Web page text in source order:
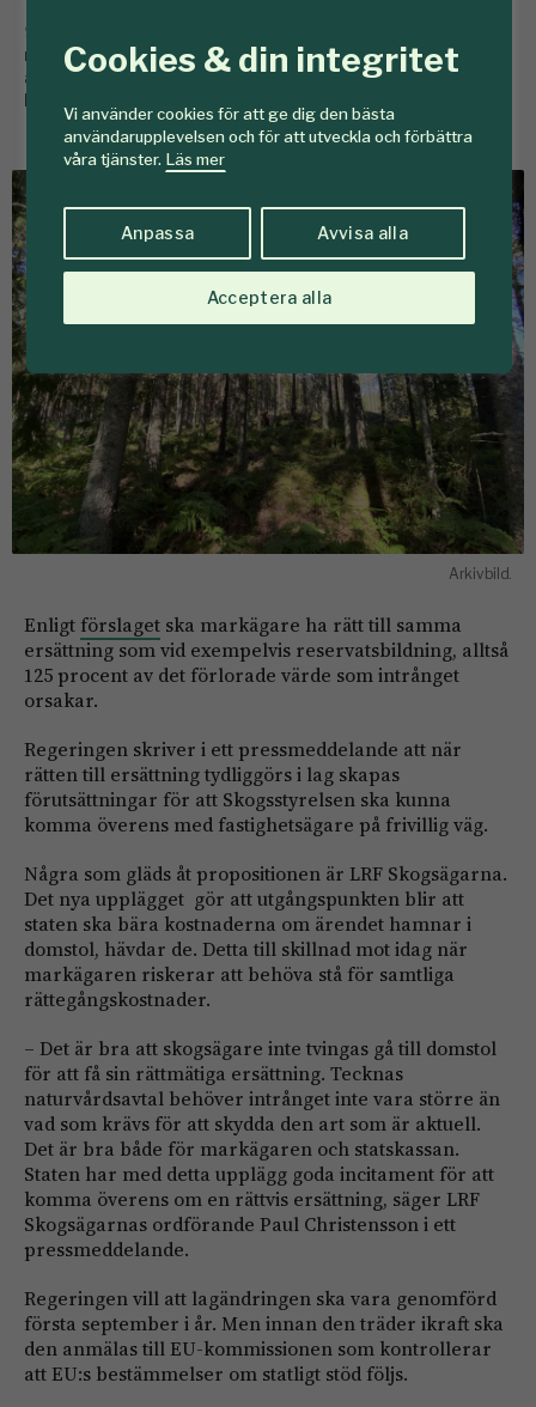
Cookies & din integritet
Vi använder cookies för att ge dig den bästa
användarupplevelsen och för att utveckla och förbättra
våra tjänster. Läs mer
Anpassa Avvisa alla
Acceptera alla
9 april
när pågående markanvändning begränsas till följd av
artskydd. Detta enligt en proposition som regeringen
lämnat till riksdagen.
Arkivbild.
Enligt förslaget ska markägare ha rätt till samma
ersättning som vid exempelvis reservatsbildning, alltså
125 procent av det förlorade värde som intrånget
orsakar.
Regeringen skriver i ett pressmeddelande att när
rätten till ersättning tydliggörs i lag skapas
förutsättningar för att Skogsstyrelsen ska kunna
komma överens med fastighetsägare på frivillig väg.
Några som gläds åt propositionen är LRF Skogsägarna.
Det nya upplägget gör att utgångspunkten blir att
staten ska bära kostnaderna om ärendet hamnar i
domstol, hävdar de. Detta till skillnad mot idag när
markägaren riskerar att behöva stå för samtliga
rättegångskostnader.
– Det är bra att skogsägare inte tvingas gå till domstol
för att få sin rättmätiga ersättning. Tecknas
naturvårdsavtal behöver intrånget inte vara större än
vad som krävs för att skydda den art som är aktuell.
Det är bra både för markägaren och statskassan.
Staten har med detta upplägg goda incitament för att
komma överens om en rättvis ersättning, säger LRF
Skogsägarnas ordförande Paul Christensson i ett
pressmeddelande.
Regeringen vill att lagändringen ska vara genomförd
första september i år. Men innan den träder ikraft ska
den anmälas till EU-kommissionen som kontrollerar
att EU:s bestämmelser om statligt stöd följs.